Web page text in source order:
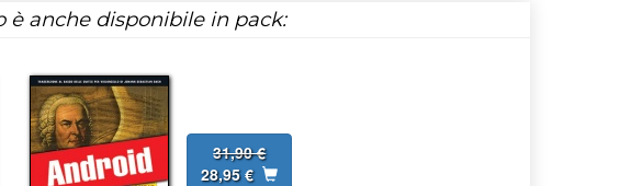
è anche disponibile in pack:
31,90 €
28,95 €